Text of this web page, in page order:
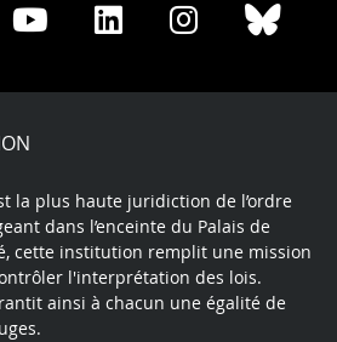
Share
Youtube
Share
LinkedIn
Share
Instagram
la plus haute juridiction de l’ordre
dans l’enceinte du Palais de
cette institution remplit une mission
l'interprétation des lois.
ainsi à chacun une égalité de